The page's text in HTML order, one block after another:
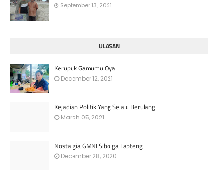
September 13, 2021
ULASAN
Kerupuk Gamumu Oya
December 12, 2021
Kejadian Politik Yang Selalu Berulang
March 05, 2021
Nostalgia GMNI Sibolga Tapteng
December 28, 2020